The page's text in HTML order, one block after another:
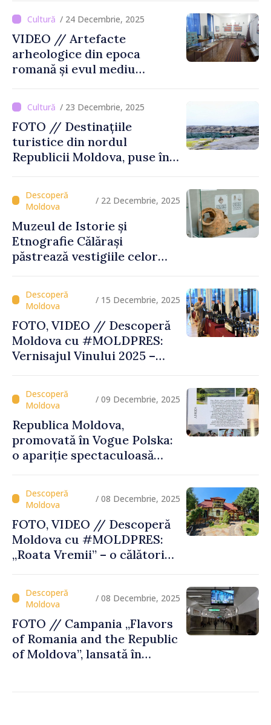
Moldova
/ 24 Decembrie, 2025
VIDEO // Artefacte
arheologice din epoca
romană și evul mediu
Muzeul din Tartaul
/ 23 Decembrie, 2025
FOTO // Destinațiile
turistice din nordul
Republicii Moldova, puse în
/ 22 Decembrie, 2025
Muzeul de Istorie și
Etnografie Călărași
păstrează vestigiile celor
/ 15 Decembrie, 2025
FOTO, VIDEO // Descoperă
Moldova cu #MOLDPRES:
Vernisajul Vinului 2025 –
semnul Vinului Moldovei
/ 09 Decembrie, 2025
Republica Moldova,
promovată în Vogue Polska:
o apariție spectaculoasă
/ 08 Decembrie, 2025
FOTO, VIDEO // Descoperă
Moldova cu #MOLDPRES:
„Roata Vremii” – o călătorie
Gastronomice
/ 08 Decembrie, 2025
FOTO // Campania „Flavors
of Romania and the Republic
of Moldova”, lansată în